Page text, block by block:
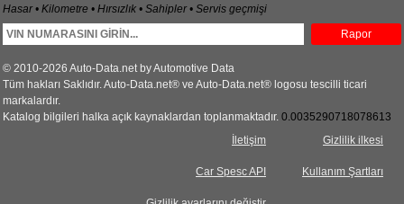
Hasar • Kilometre • Hırsızlık • Sahipler • Servis geçmişi
Rapor
© 2010-2026 Auto-Data.net by Automotive Data
Tüm hakları Saklıdır. Auto-Data.net® ve Auto-Data.net® logosu tescilli ticari
markalardır.
Katalog bilgileri halka açık kaynaklardan toplanmaktadır. 0.0035290718078613
Gizlilik ilkesi
Kullanım Şartları
İletişim
Car Spesc API